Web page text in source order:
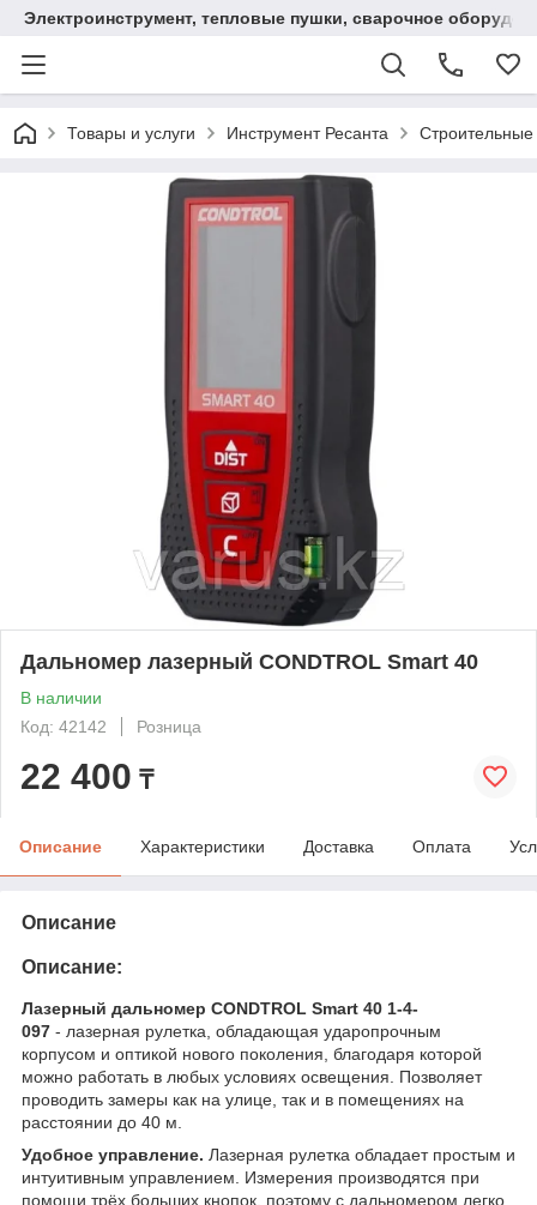
Электроинструмент, тепловые пушки, сварочное
Товары и услуги Инструмент Ресанта
Дальномер лазерный CONDTROL Smart 40
В наличии
Код: 42142
Розница
22 400 ₸
Описание Характеристики Доставка Оплата
Описание
Описание:
Лазерный дальномер CONDTROL Smart 40 1-4-
097 - лазерная рулетка, обладающая ударопрочным
корпусом и оптикой нового поколения, благодаря которой
можно работать в любых условиях освещения. Позволяет
проводить замеры как на улице, так и в помещениях на
расстоянии до 40 м.
Удобное управление. Лазерная рулетка обладает простым и
интуитивным управлением. Измерения производятся при
помощи трёх больших кнопок, поэтому с дальномером легко